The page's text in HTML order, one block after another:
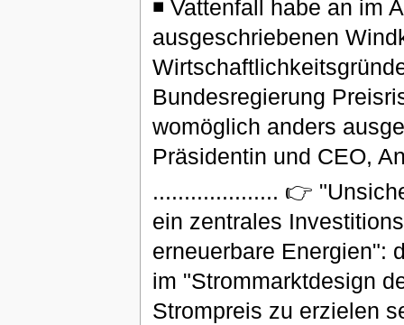
◾ Vattenfall habe an im
ausgeschriebenen
Bundesregierung
womöglich anders
Präsidentin und CEO,
.................... 👉
ein zentrales
erneuerbare Energien":
im "Strommarktdesign
Strompreis zu erzielen